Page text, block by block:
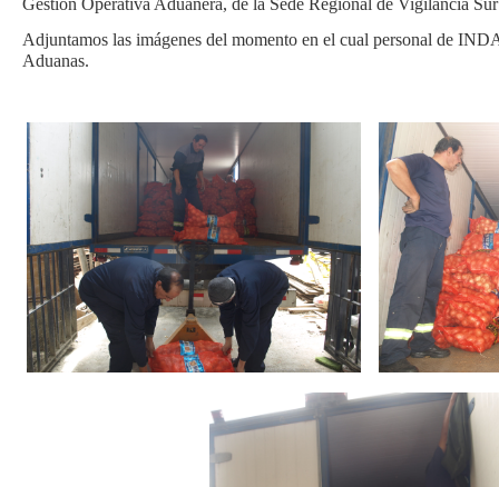
Gestión Operativa Aduanera, de la Sede Regional de Vigilancia
Adjuntamos las imágenes del momento en el cual personal de
Aduanas.